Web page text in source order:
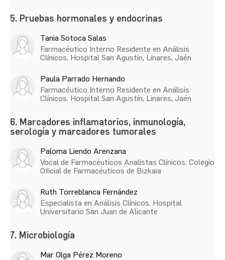
5. Pruebas hormonales y endocrinas
Tania Sotoca Salas
Farmacéutico Interno Residente en Análisis
Clínicos. Hospital San Agustín, Linares, Jaén
Paula Parrado Hernando
Farmacéutico Interno Residente en Análisis
Clínicos. Hospital San Agustín, Linares, Jaén
6. Marcadores inflamatorios, inmunología,
serología y marcadores tumorales
Paloma Liendo Arenzana
Vocal de Farmacéuticos Analistas Clínicos. Colegio
Oficial de Farmacéuticos de Bizkaia
Ruth Torreblanca Fernández
Especialista en Análisis Clínicos. Hospital
Universitario San Juan de Alicante
7. Microbiología
Mar Olga Pérez Moreno